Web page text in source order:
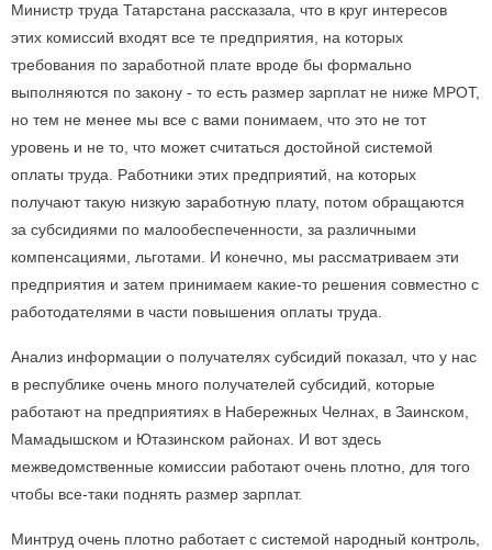
Министр труда Татарстана рассказала, что в круг интересов
этих комиссий входят все те предприятия, на которых
требования по заработной плате вроде бы формально
выполняются по закону - то есть размер зарплат не ниже МРОТ,
но тем не менее мы все с вами понимаем, что это не тот
уровень и не то, что может считаться достойной системой
оплаты труда. Работники этих предприятий, на которых
получают такую низкую заработную плату, потом обращаются
за субсидиями по малообеспеченности, за различными
компенсациями, льготами. И конечно, мы рассматриваем эти
предприятия и затем принимаем какие-то решения совместно с
работодателями в части повышения оплаты труда.
Анализ информации о получателях субсидий показал, что у нас
в республике очень много получателей субсидий, которые
работают на предприятиях в Набережных Челнах, в Заинском,
Мамадышском и Ютазинском районах. И вот здесь
межведомственные комиссии работают очень плотно, для того
чтобы все-таки поднять размер зарплат.
Минтруд очень плотно работает с системой народный контроль,